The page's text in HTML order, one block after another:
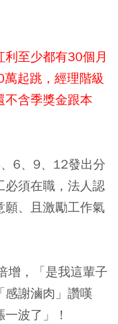
利至少都有30個月
起跳，經理階級
不含季獎金跟本
6、9、12發出分
必須在職，法人認
願、且激勵工作氣
增，「是我這輩子
感謝滷肉」讚嘆
波了」！